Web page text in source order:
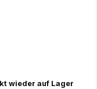
wieder auf Lager